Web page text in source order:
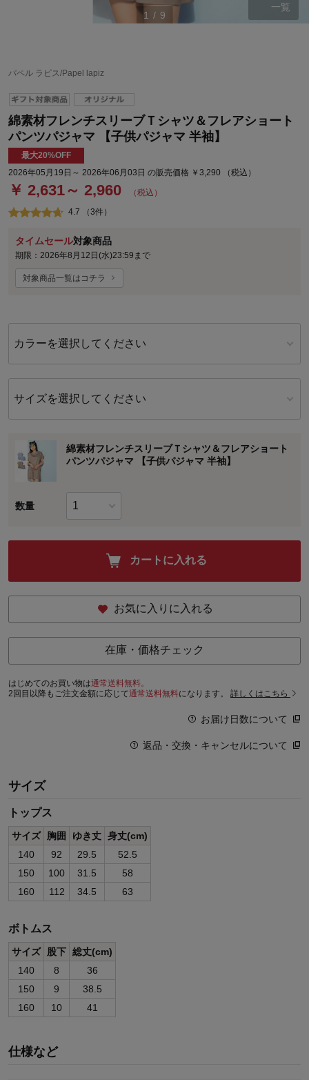
1 / 9
一覧
パペル ラピス/Papel lapiz
綿素材フレンチスリーブＴシャツ＆フレアショート
パンツパジャマ 【子供パジャマ 半袖】
最大20%OFF
2026年05月19日～ 2026年06月03日 の販売価格 ￥3,290 （税込）
￥ 2,631～ 2,960 （税込）
4.7 （3件）
タイムセール対象商品
期限：2026年8月12日(水)23:59まで
対象商品一覧はコチラ
カラーを選択してください
サイズを選択してください
綿素材フレンチスリーブＴシャツ＆フレアショート
パンツパジャマ 【子供パジャマ 半袖】
数量
カートに入れる
お気に入りに入れる
在庫・価格チェック
はじめてのお買い物は通常送料無料。
2回目以降もご注文金額に応じて通常送料無料になります。 詳しくはこちら
お届け日数について
返品・交換・キャンセルについて
サイズ
トップス
サイズ 胸囲 ゆき丈 身丈(cm)
140
92 29.5
52.5
150
100 31.5
58
160
112 34.5 63
ボトムス
サイズ 股下 総丈(cm)
140
8
36
150
9
38.5
160
10 41
仕様など